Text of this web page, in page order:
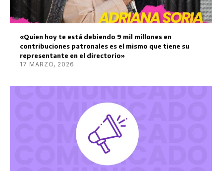
«Quien hoy te está debiendo 9 mil millones en
contribuciones patronales es el mismo que tiene su
representante en el directorio»
17 MARZO, 2026